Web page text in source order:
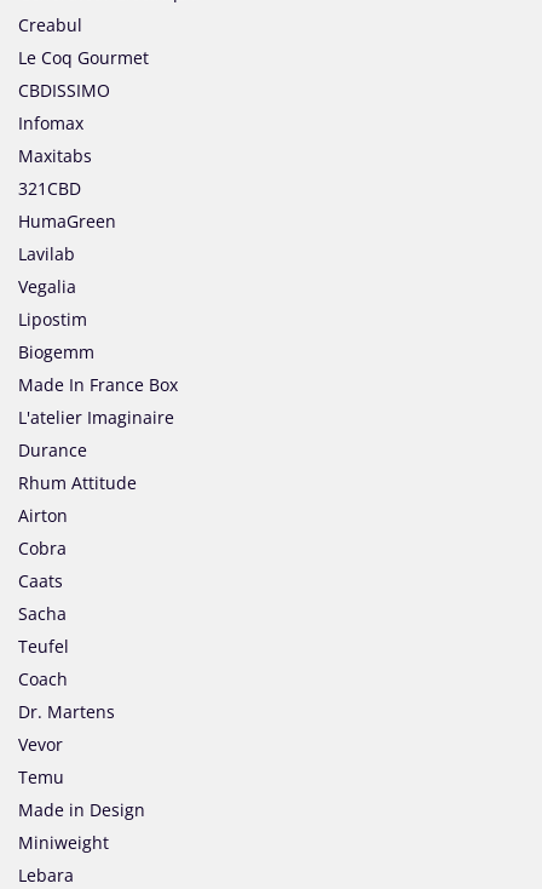
Creabul
Le Coq Gourmet
CBDISSIMO
Infomax
Maxitabs
321CBD
HumaGreen
Lavilab
Vegalia
Lipostim
Biogemm
Made In France Box
L'atelier Imaginaire
Durance
Rhum Attitude
Airton
Cobra
Caats
Sacha
Teufel
Coach
Dr. Martens
Vevor
Temu
Made in Design
Miniweight
Lebara